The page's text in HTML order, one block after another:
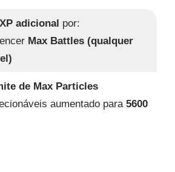
adicional por:
Max Battles (qualquer
de Max Particles
aumentado para5600